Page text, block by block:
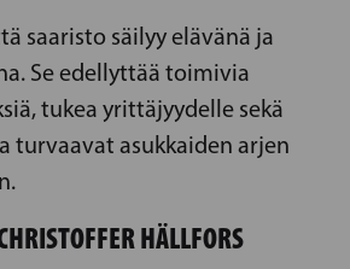
saaristo säilyy elävänä ja
Se edellyttää toimivia
tukea yrittäjyydelle sekä
turvaavat asukkaiden arjen
HÄLLFORS